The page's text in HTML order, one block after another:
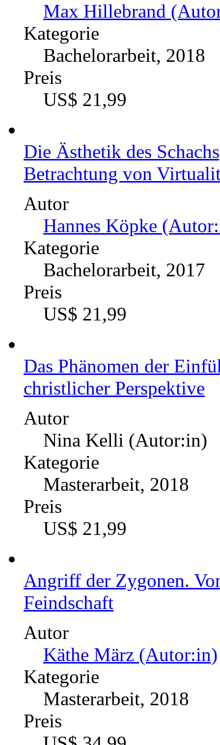
Hans Jonas "Das
Durchsetzungskraft
Max Hillebrand
Kategorie
Bachelorarbeit, 2018
Preis
US$ 21,99
Die Ästhetik des
Betrachtung von
Autor
Hannes Köpke
Kategorie
Bachelorarbeit, 2017
Preis
US$ 21,99
Das Phänomen der
Autor
Nina Kelli (Autor:in)
Kategorie
Masterarbeit, 2018
Preis
US$ 21,99